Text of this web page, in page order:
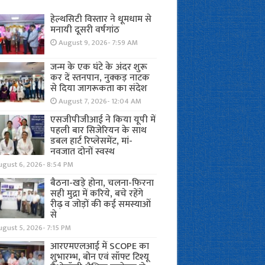
हेल्थसिटी विस्तार ने धूमधाम से
मनायी दूसरी वर्षगांठ
August 9, 2026- 7:59 AM
जन्म के एक घंटे के अंदर शुरू
कर दें स्तनपान, नुक्कड़ नाटक
से दिया जागरूकता का संदेश
August 7, 2026- 12:04 AM
एसजीपीजीआई ने किया यूपी में
पहली बार सिजेरियन के साथ
डबल हार्ट रिप्लेसमेंट, मां-
नवजात दोनों स्वस्थ
6, 2026- 8:54 PM
बैठना-खड़े होना, चलना-फिरना
सही मुद्रा में करिये, बचे रहेंगे
रीढ़ व जोड़ों की कई समस्याओं
से
5, 2026- 7:15 PM
आरएमएलआई में SCOPE का
शुभारम्भ, बोन एवं सॉफ्ट टिश्यू